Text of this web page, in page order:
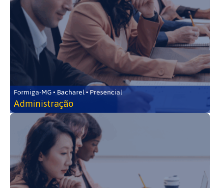
Formiga-MG • Bacharel • Presencial
Administração